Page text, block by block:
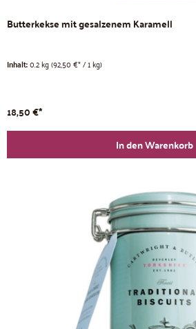
Butterkekse mit gesalzenem Karamell
Inhalt:0.2 kg(92,50 €* / 1 kg)
18,50 €*
In den Warenkorb